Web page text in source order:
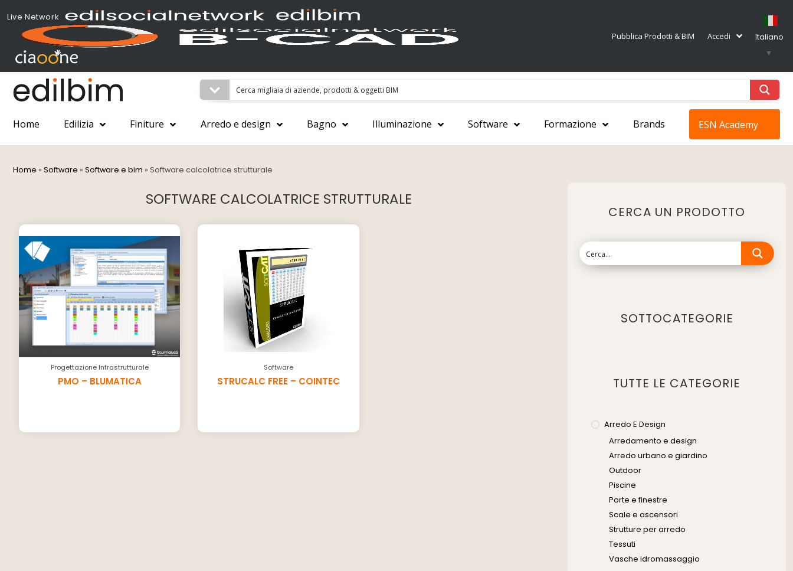
Live Network
Pubblica Prodotti & BIM Accedi
Italiano
▼
Home Edilizia Finiture Arredo e design Bagno Illuminazione Software Formazione Brands ESN Academy
Home » Software » Software e bim » Software calcolatrice strutturale
SOFTWARE CALCOLATRICE STRUTTURALE
Progettazione Infrastrutturale
PMO – BLUMATICA
Software
STRUCALC FREE – COINTEC
CERCA UN PRODOTTO
SOTTOCATEGORIE
TUTTE LE CATEGORIE
Arredo E Design
Arredamento e design
Arredo urbano e giardino
Outdoor
Piscine
Porte e finestre
Scale e ascensori
Strutture per arredo
Tessuti
Vasche idromassaggio